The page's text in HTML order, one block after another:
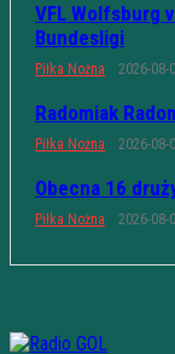
VFL Wolfsburg
Bundesligi
Piłka Nożna 2026-08-
Radomiak
Piłka Nożna 2026-08-
Obecna 16
Piłka Nożna 2026-08-